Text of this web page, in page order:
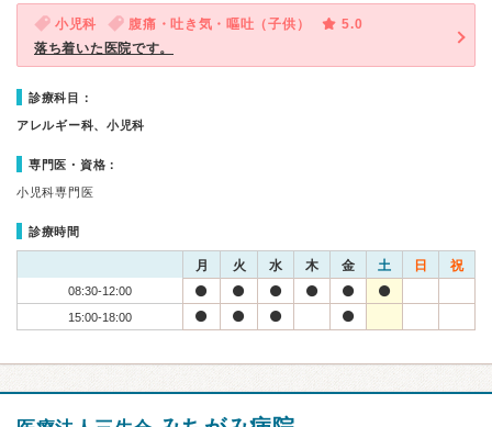
小児科 腹痛・吐き気・嘔吐（子供）
5.0
落ち着いた医院です。
診療科目：
アレルギー科、小児科
専門医・資格：
小児科専門医
診療時間
月 火 水 木 金 土 日 祝
08:30-12:00
15:00-18:00